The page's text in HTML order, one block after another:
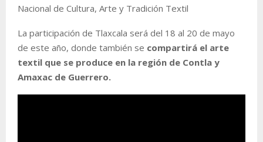
Nacional de Cultura, Arte y Tradición Textil
La participación de Tlaxcala será del 18 al 20 de mayo
de este año, donde también se compartirá el arte
textil que se produce en la región de Contla y
Amaxac de Guerrero.